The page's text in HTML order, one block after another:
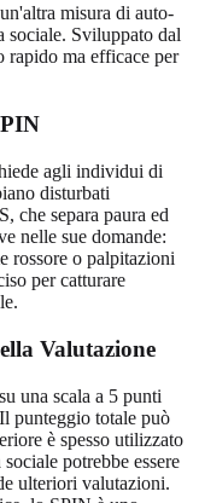
misura di auto-
sociale. Sviluppato dal
rapido ma efficace per
agli individui di
disturbati
che separa paura ed
nelle sue domande:
rossore o palpitazioni
per catturare
Valutazione
una scala a 5 punti
punteggio totale può
è spesso utilizzato
potrebbe essere
ulteriori valutazioni.